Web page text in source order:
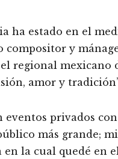
ha estado en el
compositor y
regional mexicano
amor y
eventos privados
más grande;
la cual quedé en